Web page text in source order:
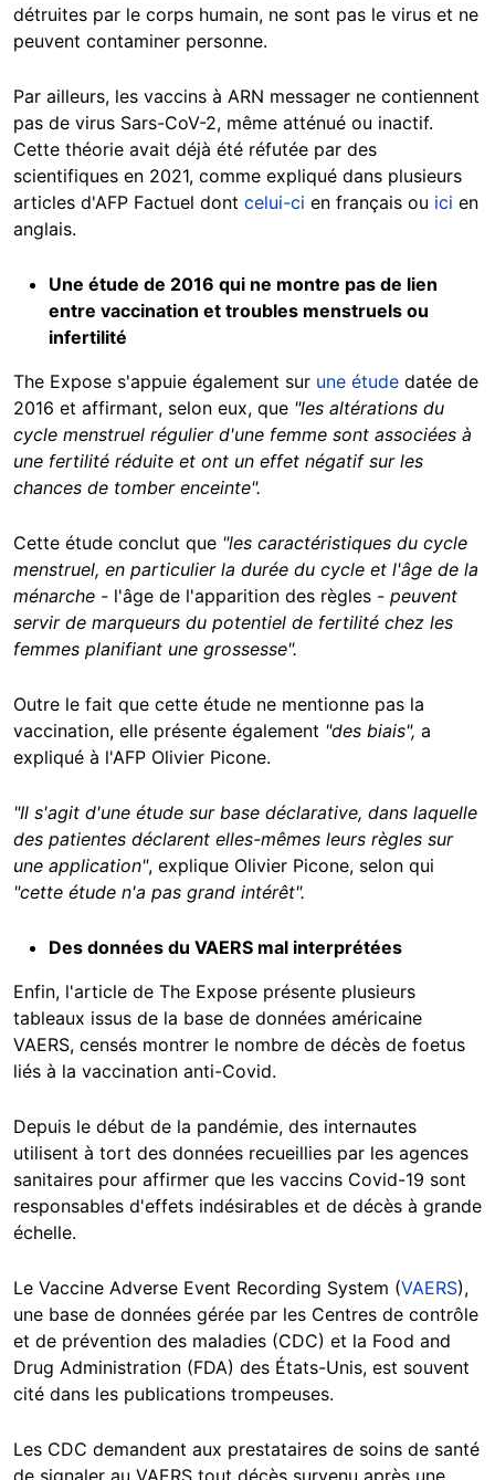
détruites par le corps humain, ne sont pas le virus et ne
peuvent contaminer personne.
Par ailleurs, les vaccins à ARN messager ne contiennent
pas de virus Sars-CoV-2, même atténué ou inactif.
Cette théorie avait déjà été réfutée par des
scientifiques en 2021, comme expliqué dans plusieurs
articles d'AFP Factuel dont celui-ci en français ou ici en
anglais.
Une étude de 2016 qui ne montre pas de lien
entre vaccination et troubles menstruels ou
infertilité
The Expose s'appuie également sur une étude datée de
2016 et affirmant, selon eux, que "les altérations du
cycle menstruel régulier d'une femme sont associées à
une fertilité réduite et ont un effet négatif sur les
chances de tomber enceinte".
Cette étude conclut que "les caractéristiques du cycle
menstruel, en particulier la durée du cycle et l'âge de la
ménarche - l'âge de l'apparition des règles - peuvent
servir de marqueurs du potentiel de fertilité chez les
femmes planifiant une grossesse".
Outre le fait que cette étude ne mentionne pas la
vaccination, elle présente également "des biais", a
expliqué à l'AFP Olivier Picone.
"Il s'agit d'une étude sur base déclarative, dans laquelle
des patientes déclarent elles-mêmes leurs règles sur
une application", explique Olivier Picone, selon qui
"cette étude n'a pas grand intérêt".
Des données du VAERS mal interprétées
Enfin, l'article de The Expose présente plusieurs
tableaux issus de la base de données américaine
VAERS, censés montrer le nombre de décès de foetus
liés à la vaccination anti-Covid.
Depuis le début de la pandémie, des internautes
utilisent à tort des données recueillies par les agences
sanitaires pour affirmer que les vaccins Covid-19 sont
responsables d'effets indésirables et de décès à grande
échelle.
Le Vaccine Adverse Event Recording System (VAERS),
une base de données gérée par les Centres de contrôle
et de prévention des maladies (CDC) et la Food and
Drug Administration (FDA) des États-Unis, est souvent
cité dans les publications trompeuses.
Les CDC demandent aux prestataires de soins de santé
de signaler au VAERS tout décès survenu après une